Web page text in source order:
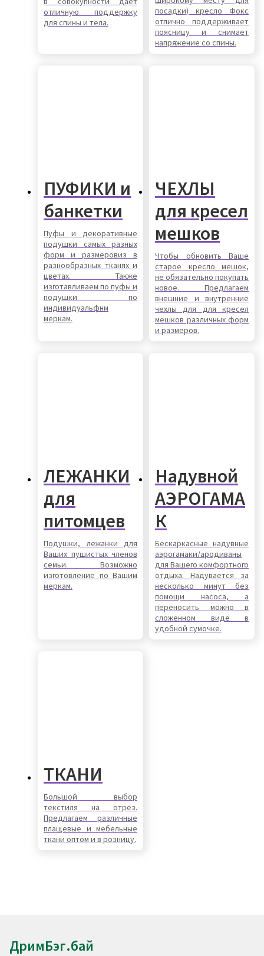
отличную поддержку
для спины и тела.
посадки) кресло Фокс
отлично поддерживает
поясницу и снимает
напряжение со спины.
ПУФИКИ и
банкетки
Пуфы и декоративные
подушки самых разных
форм и размеровиз в
разнообразных тканях и
цветах. Также
изготавливаем по пуфы и
подушки по
индивидуальфнм
меркам.
ЧЕХЛЫ
для кресел
мешков
Чтобы обновить Ваше
старое кресло мешок,
не обязательно покупать
новое. Предлагаем
внешние и внутренние
чехлы для для кресел
мешков различных форм
и размеров.
ЛЕЖАНКИ
для
питомцев
Подушки, лежанки для
Ваших пушистых членов
семьи. Возможно
изготовление по Вашим
меркам.
Надувной
АЭРОГАМА
К
Бескаркасные надувные
аэрогамаки/ародиваны
для Вашего комфортного
отдыха. Надувается за
несколько минут без
помощи насоса, а
переносить можно в
сложенном виде в
удобной сумочке.
ТКАНИ
Большой выбор
текстиля на отрез.
Предлагаем различные
плащевые и мебельные
ткани оптом и в розницу.
ДримБэг.бай